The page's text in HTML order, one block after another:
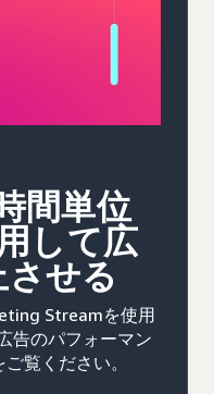
間単位
して広
させる
Streamを使用
告のパフォーマン
覧ください。